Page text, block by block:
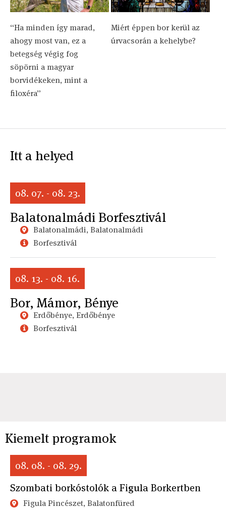
“Ha minden így marad,
ahogy most van, ez a
betegség végig fog
söpörni a magyar
borvidékeken, mint a
filoxéra”
Miért éppen bor kerül az
úrvacsorán a kehelybe?
Itt a helyed
08. 07. - 08. 23.
Balatonalmádi Borfesztivál
Balatonalmádi, Balatonalmádi
Borfesztivál
08. 13. - 08. 16.
Bor, Mámor, Bénye
Erdőbénye, Erdőbénye
Borfesztivál
Kiemelt programok
08. 08. - 08. 29.
Szombati borkóstolók a Figula Borkertben
Figula Pincészet, Balatonfüred